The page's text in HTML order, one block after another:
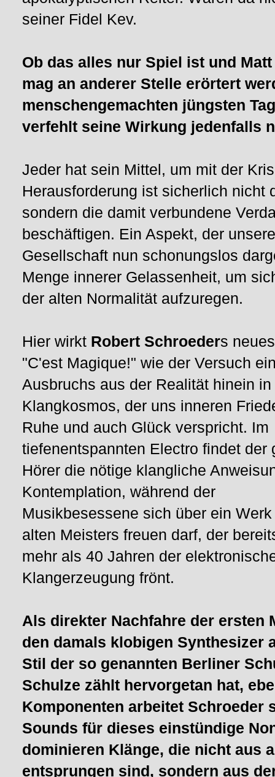
seiner Fidel Kev.
Ob das alles nur Spiel ist und
mag an anderer Stelle erörtert
menschengemachten jüngsten
verfehlt seine Wirkung jedenfalls
Jeder hat sein Mittel, um mit der
Herausforderung ist sicherlich nicht
sondern die damit verbundene
beschäftigen. Ein Aspekt, der
Gesellschaft nun schonungslos
Menge innerer Gelassenheit, um
der alten Normalität aufzuregen.
Hier wirkt Robert Schroeders
"C'est Magique!" wie der Versuch
Ausbruchs aus der Realität hinein
Klangkosmos, der uns inneren
Ruhe und auch Glück verspricht. Im
tiefenentspannten Electro findet der
Hörer die nötige klangliche
Kontemplation, während der
Musikbesessene sich über ein
alten Meisters freuen darf, der
mehr als 40 Jahren der
Klangerzeugung frönt.
Als direkter Nachfahre der ersten
den damals klobigen Synthesizer
Stil der so genannten Berliner
Schulze zählt hervorgetan hat,
Komponenten arbeitet Schroeder
Sounds für dieses einstündige
dominieren Klänge, die nicht aus
entsprungen sind, sondern aus